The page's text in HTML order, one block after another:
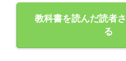
教科書を読んだ読者
る